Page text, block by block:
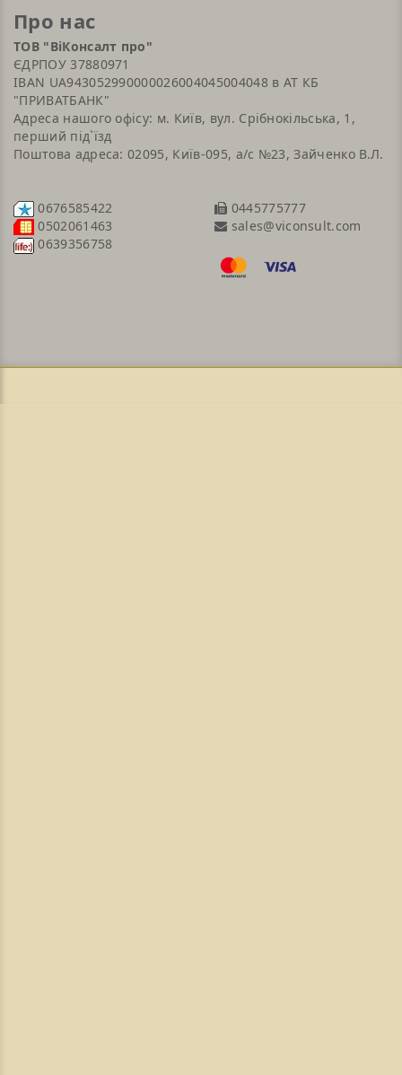
Про нас
ТОВ "ВіКонсалт про"
ЄДРПОУ 37880971
IBAN UA943052990000026004045004048 в АТ КБ
"ПРИВАТБАНК"
Адреса нашого офісу: м. Київ, вул. Срібнокільська, 1,
перший під`їзд
Поштова адреса: 02095, Київ-095, а/с №23, Зайченко В.Л.
0676585422
0502061463
0639356758
0445775777
sales@viconsult.com